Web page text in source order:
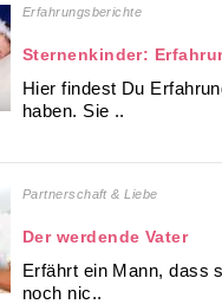
Erfahrungsberichte
Sternenkinder:
Hier findest Du
haben. Sie ..
Partnerschaft & Liebe
Der werdende Vater
Erfährt ein Mann, dass
noch nic..